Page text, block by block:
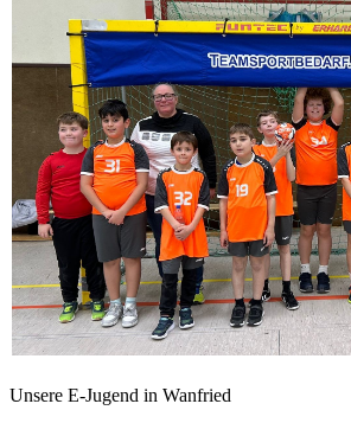
Unsere E-Jugend in Wanfried